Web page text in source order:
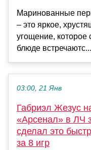
Маринованные
– это яркое,
угощение, которое
блюде встречаютс...
03:00, 21 Янв
Габриэл Жезус
«Арсенал» в ЛЧ
сделал это
за 8 игр